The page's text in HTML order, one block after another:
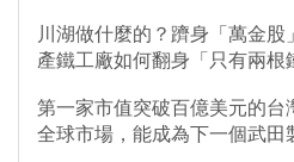
川湖做什麼的？躋身「萬金
產鐵工廠如何翻身「只有兩根
第一家市值突破百億美元的
全球市場，能成為下一個武田